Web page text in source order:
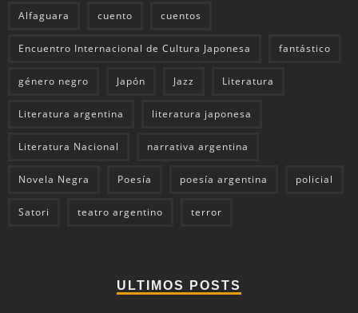
Alfaguara cuento cuentos
Encuentro Internacional de Cultura Japonesa fantástico
género negro Japón Jazz Literatura
Literatura argentina literatura japonesa
Literatura Nacional narrativa argentina
Novela Negra Poesía poesía argentina policial
Satori teatro argentino terror
ULTIMOS POSTS